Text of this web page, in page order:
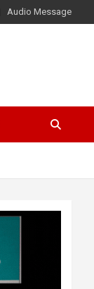
Audio Message